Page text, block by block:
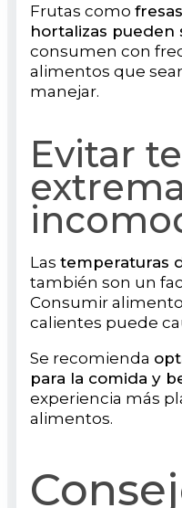
Frutas como
hortalizas pueden
consumen con
alimentos que
manejar.
Evitar
Las temperaturas
también son un
Consumir
calientes puede
Se recomienda
para la comida y
experiencia más
alimentos.